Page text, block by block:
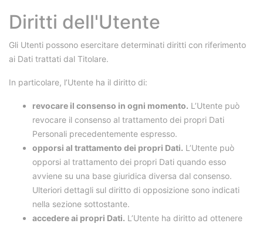
Diritti dell'Utente
Gli Utenti possono esercitare determinati diritti con riferimento
ai Dati trattati dal Titolare.
In particolare, l’Utente ha il diritto di:
revocare il consenso in ogni momento. L’Utente può
revocare il consenso al trattamento dei propri Dati
Personali precedentemente espresso.
opporsi al trattamento dei propri Dati. L’Utente può
opporsi al trattamento dei propri Dati quando esso
avviene su una base giuridica diversa dal consenso.
Ulteriori dettagli sul diritto di opposizione sono indicati
nella sezione sottostante.
accedere ai propri Dati. L’Utente ha diritto ad ottenere